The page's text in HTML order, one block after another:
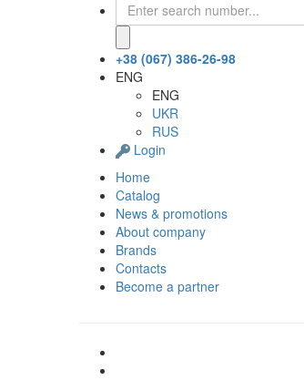
+38 (067) 386-26-98
ENG
ENG
UKR
RUS
Login
Home
Catalog
News & promotions
About company
Brands
Contacts
Become a partner